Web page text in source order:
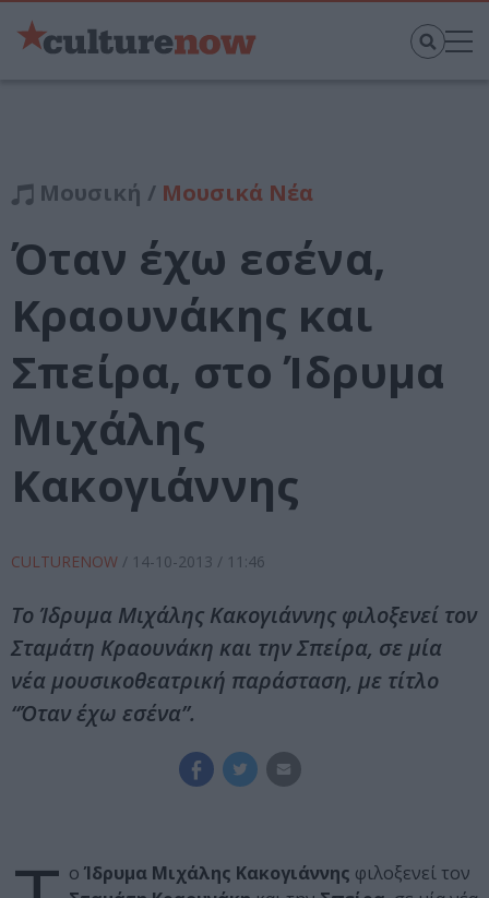
Μουσική / Μουσικά Νέα
Όταν έχω εσένα,
Κραουνάκης και
Σπείρα, στο Ίδρυμα
Μιχάλης
Κακογιάννης
CULTURENOW / 14-10-2013 / 11:46
Το Ίδρυμα Μιχάλης Κακογιάννης φιλοξενεί τον
Σταμάτη Κραουνάκη και την Σπείρα, σε μία
νέα μουσικοθεατρική παράσταση, με τίτλο
“Όταν έχω εσένα”.
ο Ίδρυμα Μιχάλης Κακογιάννης φιλοξενεί τον